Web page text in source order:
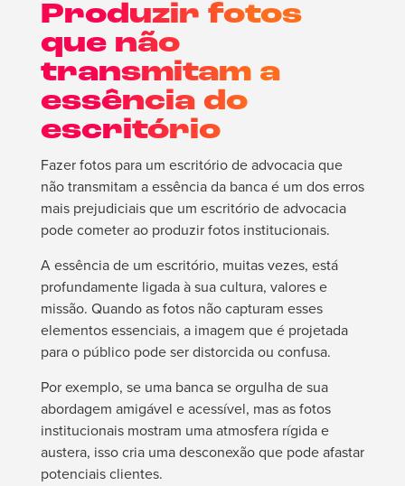
Produzir fotos
que não
transmitam a
essência do
escritório
Fazer fotos para um escritório de advocacia que
não transmitam a essência da banca é um dos erros
mais prejudiciais que um escritório de advocacia
pode cometer ao produzir fotos institucionais.
A essência de um escritório, muitas vezes, está
profundamente ligada à sua cultura, valores e
missão. Quando as fotos não capturam esses
elementos essenciais, a imagem que é projetada
para o público pode ser distorcida ou confusa.
Por exemplo, se uma banca se orgulha de sua
abordagem amigável e acessível, mas as fotos
institucionais mostram uma atmosfera rígida e
austera, isso cria uma desconexão que pode afastar
potenciais clientes.